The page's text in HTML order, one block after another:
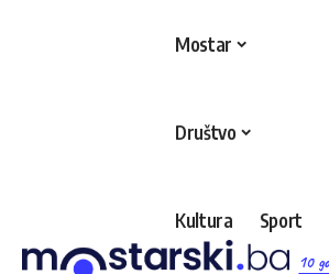
10
Mostar
Društvo
Kultura Sport